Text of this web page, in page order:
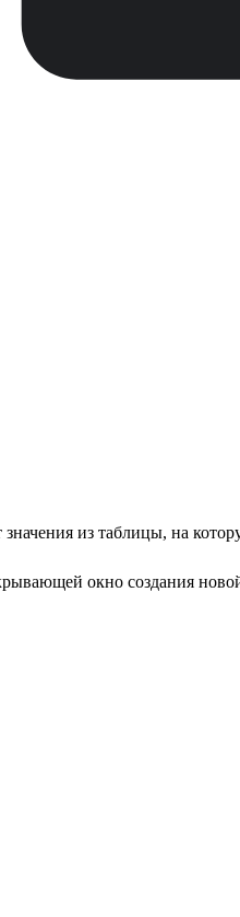
из таблицы, на
окно создания